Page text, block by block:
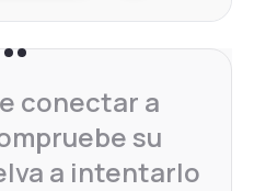
conectar a
su
a intentarlo